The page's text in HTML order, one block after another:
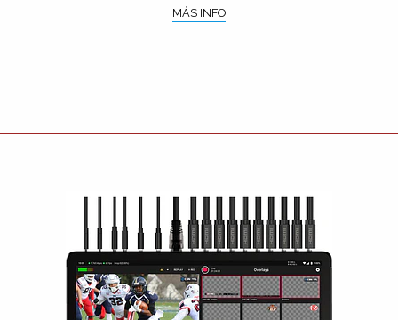
MÁS INFO